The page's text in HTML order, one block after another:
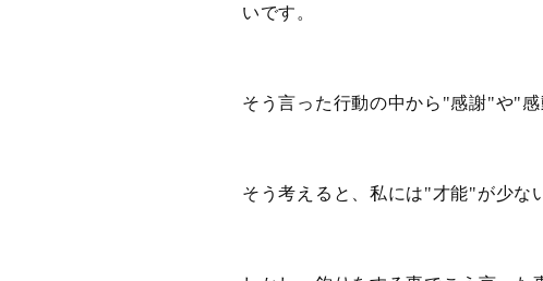
いです。
そう言った行動の中から "感謝"や"
そう考えると、私には"才能"が少な